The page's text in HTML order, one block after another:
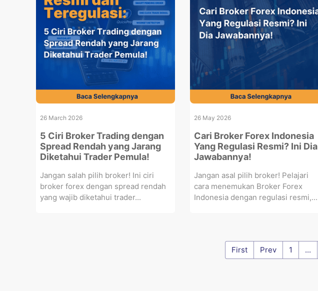
26 March 2026
5 Ciri Broker Trading dengan
Spread Rendah yang Jarang
Diketahui Trader Pemula!
Jangan salah pilih broker! Ini ciri
broker forex dengan spread rendah
yang wajib diketahui trader...
26 May 2026
Cari Broker Forex Indonesia
Yang Regulasi Resmi? Ini Dia
Jawabannya!
Jangan asal pilih broker! Pelajari
cara menemukan Broker Forex
Indonesia dengan regulasi resmi,...
First Prev 1 ...